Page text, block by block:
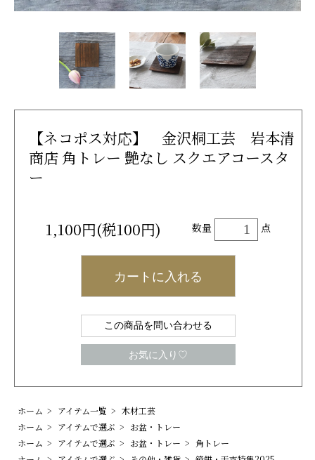
【ネコポス対応】 金沢桐工芸 岩本清
商店 角トレー 艶なし スクエアコースタ
ー
1,100円(税100円) 数量 点
カートに入れる
この商品を問い合わせる
お気に入り♡
ホーム > アイテム一覧 > 木材工芸
ホーム > アイテムで選ぶ > お盆・トレー
ホーム > アイテムで選ぶ > お盆・トレー > 角トレー